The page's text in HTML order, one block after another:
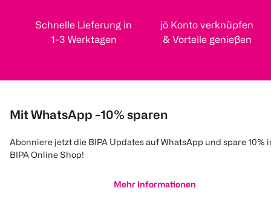
Schnelle Lieferung in
1-3 Werktagen
jö Konto verknüpfen
& Vorteile genießen
Mit WhatsApp -10% sparen
Abonniere jetzt die BIPA Updates auf WhatsApp und spare 10%
BIPA Online Shop!
Mehr Informationen